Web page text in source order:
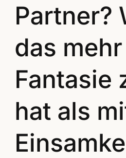
Partner?
das
Fantasie
hat als